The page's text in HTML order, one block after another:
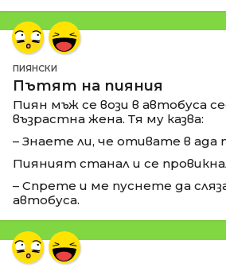
ПИЯНСКИ
Пътят на пияния
Пиян мъж се вози в автобуса
възрастна жена. Тя му казва:
– Знаете ли, че отивате в ада
Пияният станал и се
– Спрете и ме пуснете да
автобуса.